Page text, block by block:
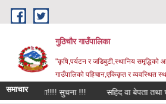
Skip to main content
गुठिचौर गाउँपालिका
"कृषि,पर्यटन र जडिबुटी,स्थानिय समृद्धिको
गाउँपालिको पहिचान,एकिकृत र व्यवस्थित
समाचारसुचना!!!! सुचना !!! सहिद वा बेपता तथा